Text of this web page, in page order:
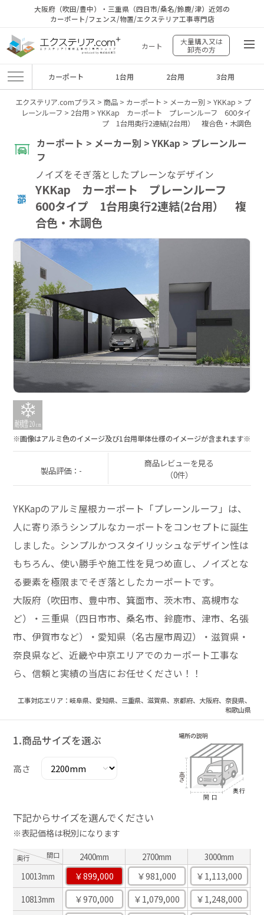
大阪府（吹田/豊中）・三重県（四日市/桑名/鈴鹿/津）近郊の
カーポート/フェンス/物置/エクステリア工事専門店
カート
大量購入又は
卸売の方
カーポート 1台用 2台用 3台用
エクステリア.comプラス > 商品> カーポート > メーカー別 > YKKap > プ
レーンルーフ > 2台用> YKKap カーポート プレーンルーフ 600タイ
プ 1台用奥行2連結(2台用） 複合色・木調色
カーポート > メーカー別 > YKKap > プレーンルー
フ
ノイズをそぎ落としたプレーンなデザイン
YKKap カーポート プレーンルーフ
600タイプ 1台用奥行2連結(2台用） 複
合色・木調色
※画像はアルミ色のイメージ及び1台用単体仕様のイメージが含まれます※
製品評価：-
商品レビューを見る
（0件）
YKKapのアルミ屋根カーポート「プレーンルーフ」は、
人に寄り添うシンプルなカーポートをコンセプトに誕生
しました。シンプルかつスタイリッシュなデザイン性は
もちろん、使い勝手や施工性を見つめ直し、ノイズとな
る要素を極限までそぎ落としたカーポートです。
大阪府（吹田市、豊中市、箕面市、茨木市、高槻市な
ど）・三重県（四日市市、桑名市、鈴鹿市、津市、名張
市、伊賀市など）・愛知県（名古屋市周辺）・滋賀県・
奈良県など、近畿や中京エリアでのカーポート工事な
ら、信頼と実績の当店にお任せください！！
工事対応エリア：岐阜県、愛知県、三重県、滋賀県、京都府、大阪府、奈良県、
和歌山県
1.商品サイズを選ぶ
高さ
下記からサイズを選んでください
※表記価格は税別になります
奥行 間口 2400mm 2700mm
3000mm
10013mm
￥899,000 ￥981,000 ￥1,113,000
10813mm ￥970,000 ￥1,079,000 ￥1,248,000